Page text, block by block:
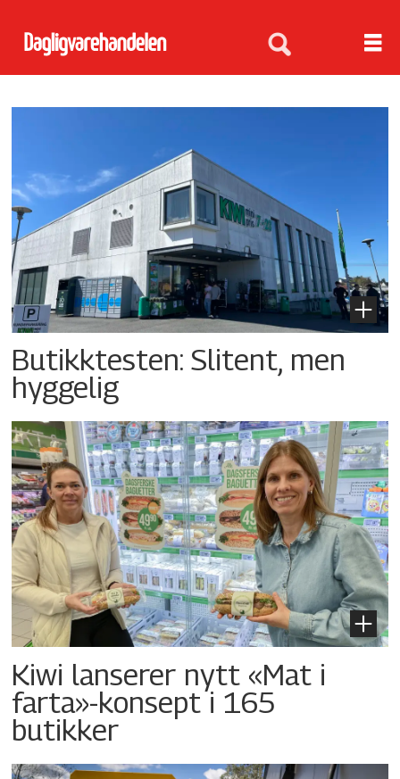
Tag:
kiwi
Butikktesten: Slitent, men
hyggelig
Kiwi lanserer nytt «Mat i
farta»-konsept i 165
butikker